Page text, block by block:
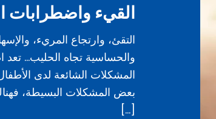
القيء واضطرابات
التقئ، وارتجاع المريء،
والحساسية تجاه الحليب…
المشكلات الشائعة لدى
بعض المشكلات البسيطة،
[…]